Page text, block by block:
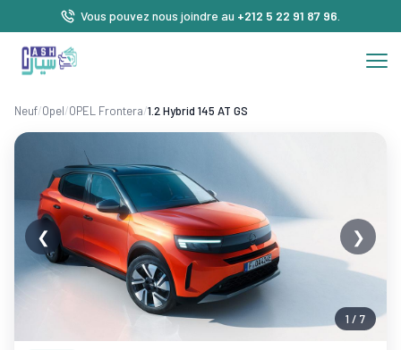
Vous pouvez nous joindre au +212 5 22 91 87 96
Neuf/Opel/OPEL Frontera/1.2 Hybrid 145 AT GS
1 / 7
❮ ❯